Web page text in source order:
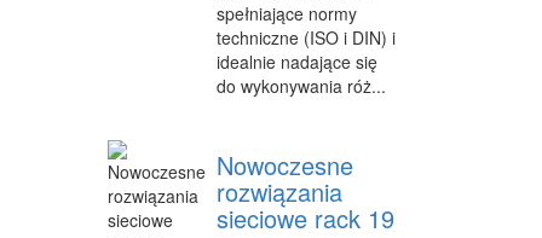
spełniające normy
techniczne (ISO i DIN) i
idealnie nadające się
do wykonywania róż...
Nowoczesne
rozwiązania
sieciowe rack 19